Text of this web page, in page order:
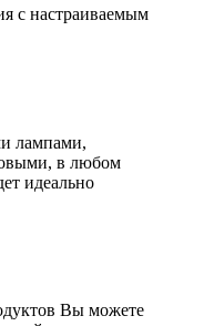
с настраиваемым
лампами,
в любом
идеально
Вы можете